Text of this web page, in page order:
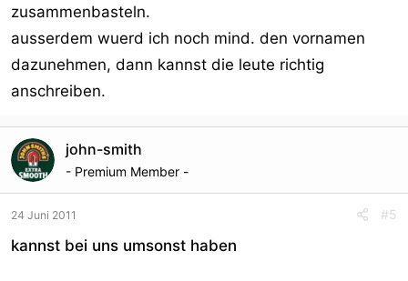
zusammenbasteln.
ausserdem wuerd ich noch mind. den vornamen
dazunehmen, dann kannst die leute richtig
anschreiben.
john-smith
- Premium Member -
24 Juni 2011 #5
kannst bei uns umsonst haben